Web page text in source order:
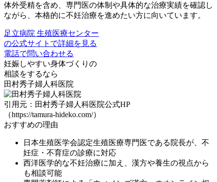
体外受精を含め、 専門医の体制や具体的な治療実績を確認し
ながら、本格的に不妊治療を進めたい方に向いています。
足立病院 生殖医療センター
の公式サイトで詳細を見る
電話で問い合わせる
妊娠しやすい身体づくりの
相談をするなら
田村秀子婦人科医院
引用元：田村秀子婦人科医院公式HP
（https://tamura-hideko.com/）
おすすめの理由
日本生殖医学会認定生殖医療専門医である院長が、不
妊症・不育症の診療に対応
西洋医学的な不妊治療に加え、漢方や養生の視点から
も相談可能